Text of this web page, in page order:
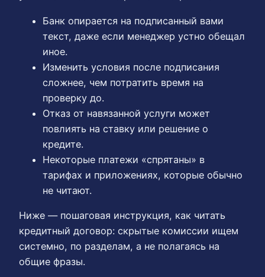
Банк опирается на подписанный вами
текст, даже если менеджер устно обещал
иное.
Изменить условия после подписания
сложнее, чем потратить время на
проверку до.
Отказ от навязанной услуги может
повлиять на ставку или решение о
кредите.
Некоторые платежи «спрятаны» в
тарифах и приложениях, которые обычно
не читают.
Ниже — пошаговая инструкция, как читать
кредитный договор: скрытые комиссии ищем
системно, по разделам, а не полагаясь на
общие фразы.